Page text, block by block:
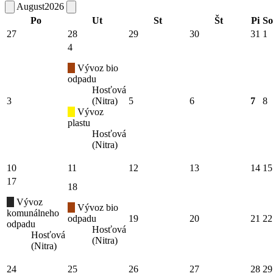
August2026
Po
Ut St Št Pi So
27
28 29 30 31 1
3
4
Vývoz bio
odpadu
Hosťová
(Nitra)
Vývoz
plastu
Hosťová
(Nitra)
5 6 7 8
10 11 12 13 14 15
17
Vývoz
komunálneho
odpadu
Hosťová
(Nitra)
18
Vývoz bio
odpadu
Hosťová
(Nitra)
19 20 21 22
24 25 26 27 28 29